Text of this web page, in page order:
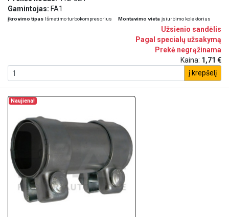
Gamintojas: FA1
įkrovimo tipas Išmetimo turbokompresorius Montavimo vieta įsiurbimo kolektorius
Užsienio sandėlis
Pagal specialų užsakymą
Prekė negrąžinama
Kaina: 1,71 €
į krepšelį
Naujiena!